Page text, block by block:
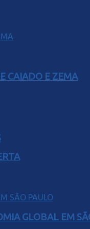
CAIADO E ZEMA
GLOBAL EM